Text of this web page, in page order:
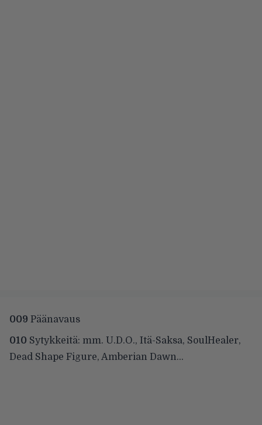
009 Päänavaus
010 Sytykkeitä: mm. U.D.O., Itä-Saksa, SoulHealer,
Dead Shape Figure, Amberian Dawn…